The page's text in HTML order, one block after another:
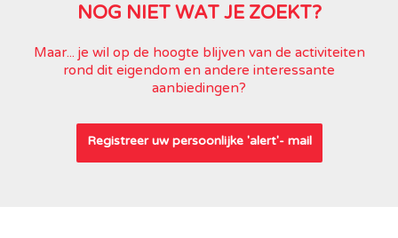
NOG NIET WAT JE ZOEKT?
Maar... je wil op de hoogte blijven van de activiteiten
rond dit eigendom en andere interessante
aanbiedingen?
Registreer uw persoonlijke 'alert'- mail